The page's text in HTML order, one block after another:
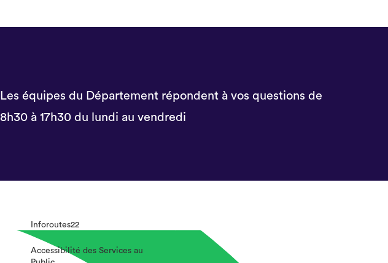
Les équipes du Département répondent à vos questions de
8h30 à 17h30 du lundi au vendredi
Inforoutes22
Accessibilité des Services au